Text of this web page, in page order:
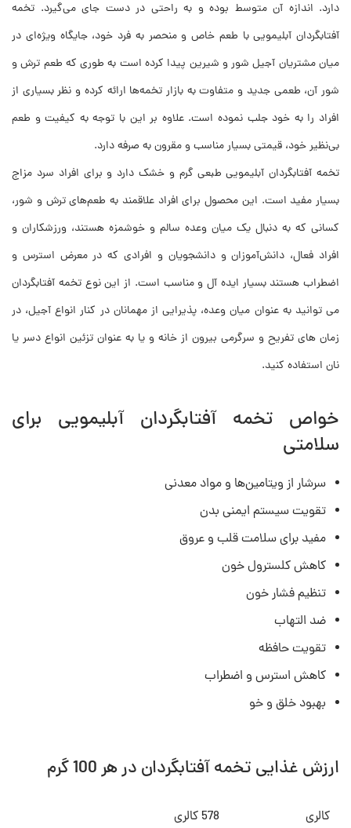
دارد. اندازه آن‌ متوسط بوده و به راحتی در دست جای می‌گیرد. تخمه
آفتابگردان آبلیمویی با طعم خاص و منحصر به فرد خود، جایگاه ویژه‌ای در
میان مشتریان آجیل شور و شیرین پیدا کرده است به طوری که طعم ترش و
شور آن، طعمی جدید و متفاوت به بازار تخمه‌ها ارائه کرده و نظر بسیاری از
افراد را به خود جلب نموده است. علاوه بر این با توجه به کیفیت و طعم
بی‌نظیر خود، قیمتی بسیار مناسب و مقرون به صرفه دارد.
تخمه آفتابگردان آبلیمویی طبعی گرم و خشک دارد و برای افراد سرد مزاج
بسیار مفید است. این محصول برای افراد علاقمند به طعم‌های ترش و شور،
کسانی که به دنبال یک میان وعده سالم و خوشمزه هستند، ورزشکاران و
افراد فعال، دانش‌آموزان و دانشجویان و افرادی که در معرض استرس و
اضطراب هستند بسیار ایده آل و مناسب است. از این نوع تخمه آفتابگردان
می توانید به عنوان میان وعده، پذیرایی از مهمانان در کنار انواع آجیل، در
زمان های تفریح و سرگرمی بیرون از خانه و یا به عنوان تزئین انواع دسر یا
نان استفاده کنید.
خواص تخمه آفتابگردان آبلیمویی برای
سلامتی
سرشار از ویتامین‌ها و مواد معدنی
تقویت سیستم ایمنی بدن
مفید برای سلامت قلب و عروق
کاهش کلسترول خون
تنظیم فشار خون
ضد التهاب
تقویت حافظه
کاهش استرس و اضطراب
بهبود خلق و خو
ارزش غذایی تخمه آفتابگردان در هر 100 گرم
کالری 578 کالری